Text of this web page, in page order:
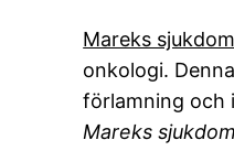
Mareks sjukdom
onkologi.
förlamning och
Mareks sjukdom